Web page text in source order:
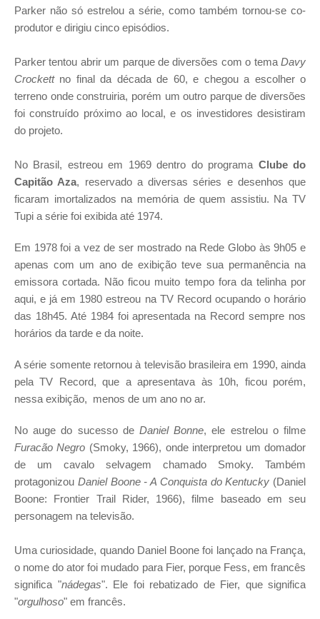
Parker não só estrelou a série, como também tornou-se co-
produtor e dirigiu cinco episódios.
Parker tentou abrir um parque de diversões com o tema Davy
Crockettno final da década de 60, e chegou a escolher o
terreno onde construiria, porém um outro parque de diversões
foi construído próximo ao local, e os investidores desistiram
do projeto.
No Brasil, estreou em 1969 dentro do programa Clube do
Capitão Aza, reservado a diversas séries e desenhos que
ficaram imortalizados na memória de quem assistiu. Na TV
Tupi a série foi exibida até 1974.
Em 1978 foi a vez de ser mostrado na Rede Globo às 9h05 e
apenas com um ano de exibição teve sua permanência na
emissora cortada. Não ficou muito tempo fora da telinha por
aqui, e já em 1980 estreou na TV Record ocupando o horário
das 18h45. Até 1984 foi apresentada na Record sempre nos
horários da tarde e da noite.
A série somente retornou à televisão brasileira em 1990, ainda
pela TV Record, que a apresentava às 10h, ficou porém,
nessa exibição, menos de um ano no ar.
No auge do sucesso de Daniel Bonne, ele estrelou o filme
Furacão Negro (Smoky, 1966), onde interpretou um domador
de um cavalo selvagem chamado Smoky. Também
protagonizou Daniel Boone - A Conquista do Kentucky (Daniel
Boone: Frontier Trail Rider, 1966), filme baseado em seu
personagem na televisão.
Uma curiosidade, quando Daniel Boone foi lançado na França,
o nome do ator foi mudado para Fier, porque Fess, em francês
significa "nádegas". Ele foi rebatizado de Fier, que significa
"orgulhoso" em francês.